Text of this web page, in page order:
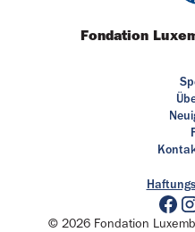
Fondation
© 2026 Fondation